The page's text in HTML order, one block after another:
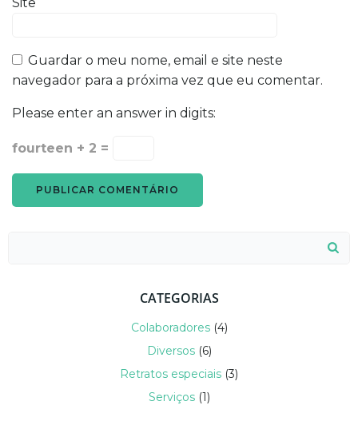
Guardar o meu nome, email e site neste
navegador para a próxima vez que eu comentar.
Please enter an answer in digits:
fourteen + 2 =
CATEGORIAS
Colaboradores(4)
Diversos(6)
Retratos especiais (3)
Serviços(1)